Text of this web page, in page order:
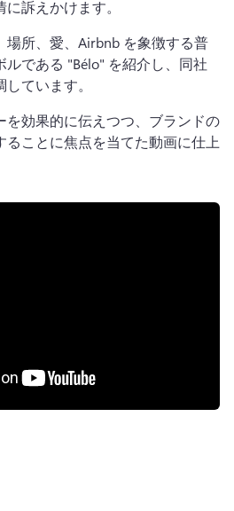
訴えかけます。
場所、愛、Airbnb を象徴する普
である "Bélo" を紹介し、同社
ています。
を効果的に伝えつつ、ブランドの
ることに焦点を当てた動画に仕上